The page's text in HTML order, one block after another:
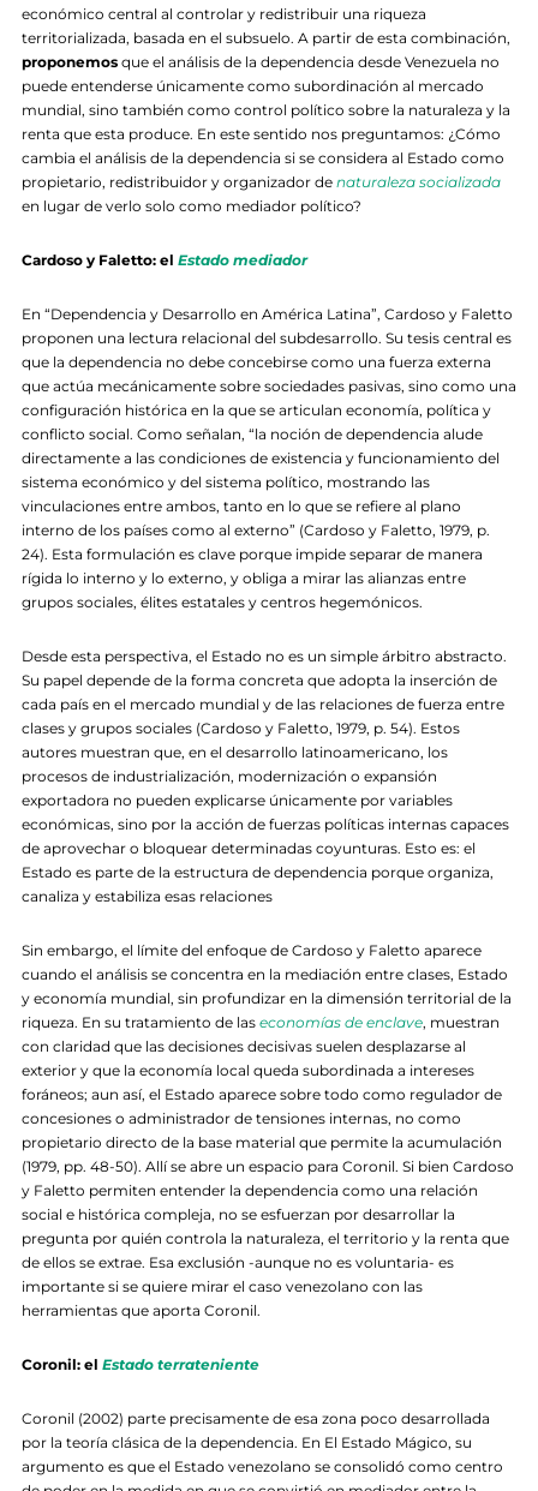
económico central al controlar y redistribuir una riqueza
territorializada, basada en el subsuelo. A partir de esta combinación,
proponemos que el análisis de la dependencia desde Venezuela no
puede entenderse únicamente como subordinación al mercado
mundial, sino también como control político sobre la naturaleza y la
renta que esta produce. En este sentido nos preguntamos: ¿Cómo
cambia el análisis de la dependencia si se considera al Estado como
propietario, redistribuidor y organizador de naturaleza socializada
en lugar de verlo solo como mediador político?
Cardoso y Faletto: el Estado mediador
En “Dependencia y Desarrollo en América Latina”, Cardoso y Faletto
proponen una lectura relacional del subdesarrollo. Su tesis central es
que la dependencia no debe concebirse como una fuerza externa
que actúa mecánicamente sobre sociedades pasivas, sino como una
configuración histórica en la que se articulan economía, política y
conflicto social. Como señalan, “la noción de dependencia alude
directamente a las condiciones de existencia y funcionamiento del
sistema económico y del sistema político, mostrando las
vinculaciones entre ambos, tanto en lo que se refiere al plano
interno de los países como al externo” (Cardoso y Faletto, 1979, p.
24). Esta formulación es clave porque impide separar de manera
rígida lo interno y lo externo, y obliga a mirar las alianzas entre
grupos sociales, élites estatales y centros hegemónicos.
Desde esta perspectiva, el Estado no es un simple árbitro abstracto.
Su papel depende de la forma concreta que adopta la inserción de
cada país en el mercado mundial y de las relaciones de fuerza entre
clases y grupos sociales (Cardoso y Faletto, 1979, p. 54). Estos
autores muestran que, en el desarrollo latinoamericano, los
procesos de industrialización, modernización o expansión
exportadora no pueden explicarse únicamente por variables
económicas, sino por la acción de fuerzas políticas internas capaces
de aprovechar o bloquear determinadas coyunturas. Esto es: el
Estado es parte de la estructura de dependencia porque organiza,
canaliza y estabiliza esas relaciones
Sin embargo, el límite del enfoque de Cardoso y Faletto aparece
cuando el análisis se concentra en la mediación entre clases, Estado
y economía mundial, sin profundizar en la dimensión territorial de la
riqueza. En su tratamiento de las economías de enclave, muestran
con claridad que las decisiones decisivas suelen desplazarse al
exterior y que la economía local queda subordinada a intereses
foráneos; aun así, el Estado aparece sobre todo como regulador de
concesiones o administrador de tensiones internas, no como
propietario directo de la base material que permite la acumulación
(1979, pp. 48-50). Allí se abre un espacio para Coronil. Si bien Cardoso
y Faletto permiten entender la dependencia como una relación
social e histórica compleja, no se esfuerzan por desarrollar la
pregunta por quién controla la naturaleza, el territorio y la renta que
de ellos se extrae. Esa exclusión -aunque no es voluntaria- es
importante si se quiere mirar el caso venezolano con las
herramientas que aporta Coronil.
Coronil: el Estado terrateniente
Coronil (2002) parte precisamente de esa zona poco desarrollada
por la teoría clásica de la dependencia. En El Estado Mágico, su
argumento es que el Estado venezolano se consolidó como centro